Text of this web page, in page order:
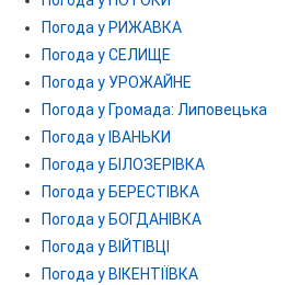
Погода у РИЖАВКА
Погода у СЕЛИЩЕ
Погода у УРОЖАЙНЕ
Погода у Громада: Липовецька
Погода у ІВАНЬКИ
Погода у БІЛОЗЕРІВКА
Погода у БЕРЕСТІВКА
Погода у БОГДАНІВКА
Погода у ВІЙТІВЦІ
Погода у ВІКЕНТІЇВКА